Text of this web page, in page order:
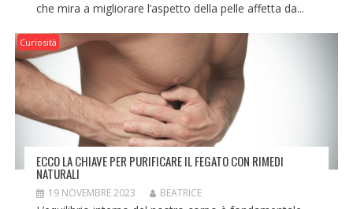
che mira a migliorare l’aspetto della pelle affetta da...
Curiosità
ECCO LA CHIAVE PER PURIFICARE IL FEGATO CON RIMEDI
NATURALI
19 NOVEMBRE 2023 BEATRICE